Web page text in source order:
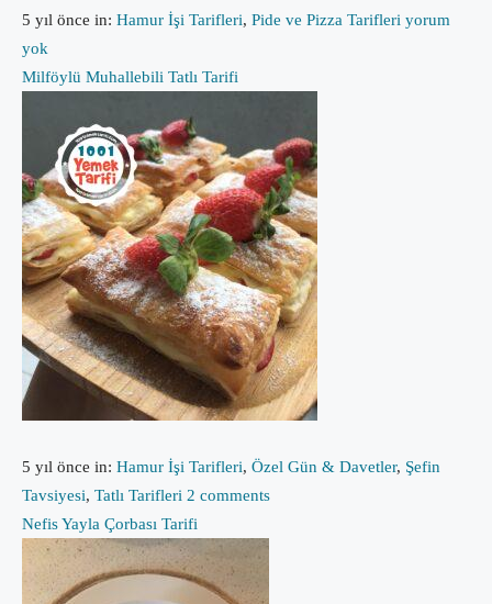
5 yıl önce in: Hamur İşi Tarifleri, Pide ve Pizza Tarifleri yorum
yok
Milföylü Muhallebili Tatlı Tarifi
5 yıl önce in: Hamur İşi Tarifleri, Özel Gün & Davetler, Şefin
Tavsiyesi, Tatlı Tarifleri 2 comments
Nefis Yayla Çorbası Tarifi